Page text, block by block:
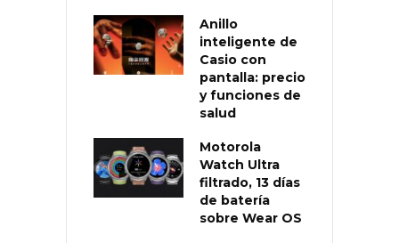
Anillo
inteligente de
Casio con
pantalla: precio
y funciones de
salud
Motorola
Watch Ultra
filtrado, 13 días
de batería
sobre Wear OS